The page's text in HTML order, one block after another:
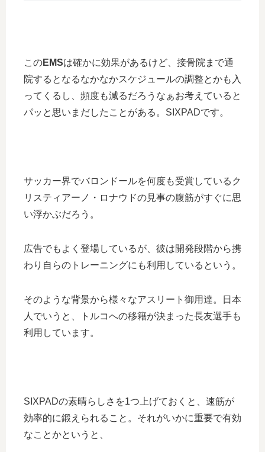
このEMSは確かに効果があるけど、接骨院まで通
院するとなるなかなかスケジュールの調整とかも入
ってくるし、頻度も減るだろうなぁお考えていると
パッと思いまだしたことがある。SIXPADです。
サッカー界でバロンドールを何度も受賞しているク
リスティアーノ・ロナウドの見事の腹筋がすぐに思
い浮かぶだろう。
広告でもよく登場しているが、彼は開発段階から携
わり自らのトレーニングにも利用しているという。
そのような背景から様々なアスリート御用達。日本
人でいうと、トルコへの移籍が決まった長友選手も
利用しています。
SIXPADの素晴らしさを1つ上げておくと、速筋が
効率的に鍛えられること。それがいかに重要で有効
なことかというと、